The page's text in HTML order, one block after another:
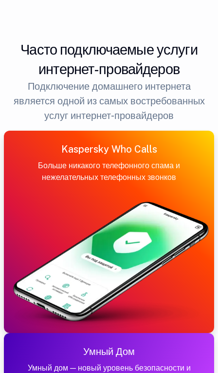
Часто подключаемые услуги
интернет-провайдеров
Подключение домашнего интернета
является одной из самых востребованных
услуг интернет-провайдеров
Kaspersky Who Calls
Больше никакого телефонного спама и
нежелательных телефонных звонков
Умный Дом
Умный дом — новый уровень безопасности и